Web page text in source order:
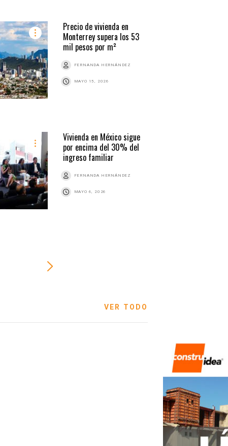
Precio de vivienda en
Monterrey supera los 53
mil pesos por m²
FERNANDA HERNÁNDEZ
MAYO 15, 2026
Vivienda en México sigue
por encima del 30% del
ingreso familiar
FERNANDA HERNÁNDEZ
MAYO 6, 2026
VER TODO